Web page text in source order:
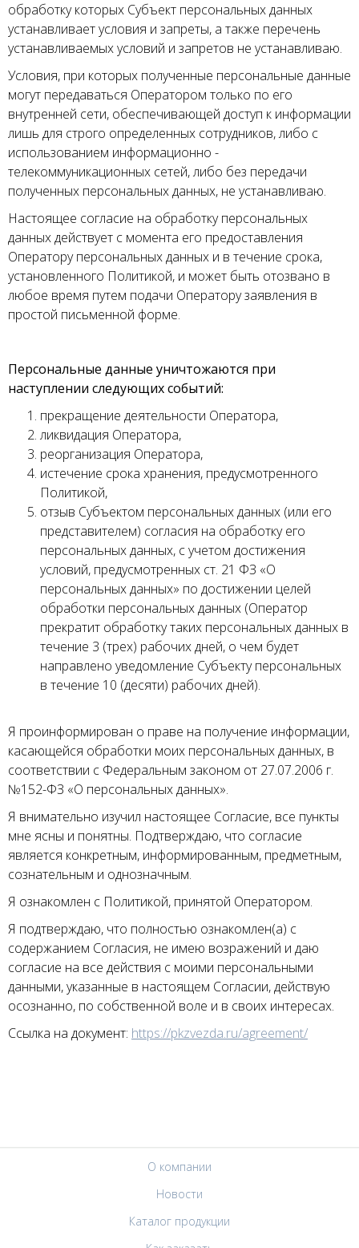
обработку которых Субъект персональных данных
устанавливает условия и запреты, а также перечень
устанавливаемых условий и запретов не устанавливаю.
Условия, при которых полученные персональные данные
могут передаваться Оператором только по его
внутренней сети, обеспечивающей доступ к информации
лишь для строго определенных сотрудников, либо с
использованием информационно -
телекоммуникационных сетей, либо без передачи
полученных персональных данных, не устанавливаю.
Настоящее согласие на обработку персональных
данных действует с момента его предоставления
Оператору персональных данных и в течение срока,
установленного Политикой, и может быть отозвано в
любое время путем подачи Оператору заявления в
простой письменной форме.
Персональные данные уничтожаются при
наступлении следующих событий:
прекращение деятельности Оператора,
ликвидация Оператора,
реорганизация Оператора,
истечение срока хранения, предусмотренного
Политикой,
отзыв Субъектом персональных данных (или его
представителем) согласия на обработку его
персональных данных, с учетом достижения
условий, предусмотренных ст. 21 ФЗ «О
персональных данных» по достижении целей
обработки персональных данных (Оператор
прекратит обработку таких персональных данных в
течение 3 (трех) рабочих дней, о чем будет
направлено уведомление Субъекту персональных
в течение 10 (десяти) рабочих дней).
Я проинформирован о праве на получение информации,
касающейся обработки моих персональных данных, в
соответствии с Федеральным законом от 27.07.2006 г.
№152-ФЗ «О персональных данных».
Я внимательно изучил настоящее Согласие, все пункты
мне ясны и понятны. Подтверждаю, что согласие
является конкретным, информированным, предметным,
сознательным и однозначным.
Я ознакомлен с Политикой, принятой Оператором.
Я подтверждаю, что полностью ознакомлен(а) с
содержанием Согласия, не имею возражений и даю
согласие на все действия с моими персональными
данными, указанные в настоящем Согласии, действую
осознанно, по собственной воле и в своих интересах.
Ссылка на документ: https://pkzvezda.ru/agreement/
О компании
Новости
Каталог продукции